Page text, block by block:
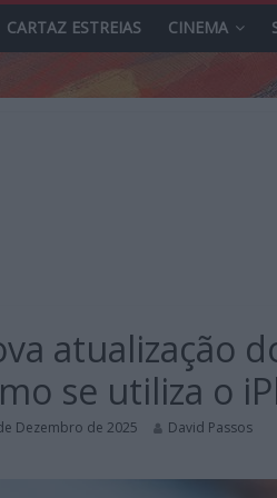
CARTAZ ESTREIAS CINEMA
atualização
se utiliza o
Dezembro de 2025 David Passos